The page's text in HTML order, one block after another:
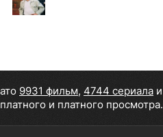
9931 фильм, 4744 сериала и
и платного просмотра.